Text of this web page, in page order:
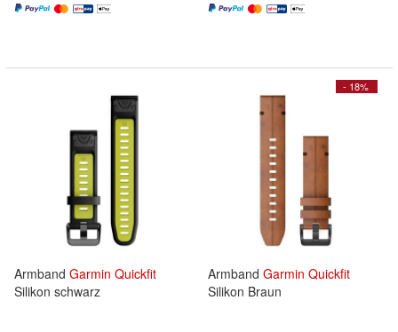
Armband Garmin Quickfit
Silikon schwarz
- 18%
Armband Garmin Quickfit
Silikon Braun